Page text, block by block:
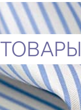
ТОВАРЫ